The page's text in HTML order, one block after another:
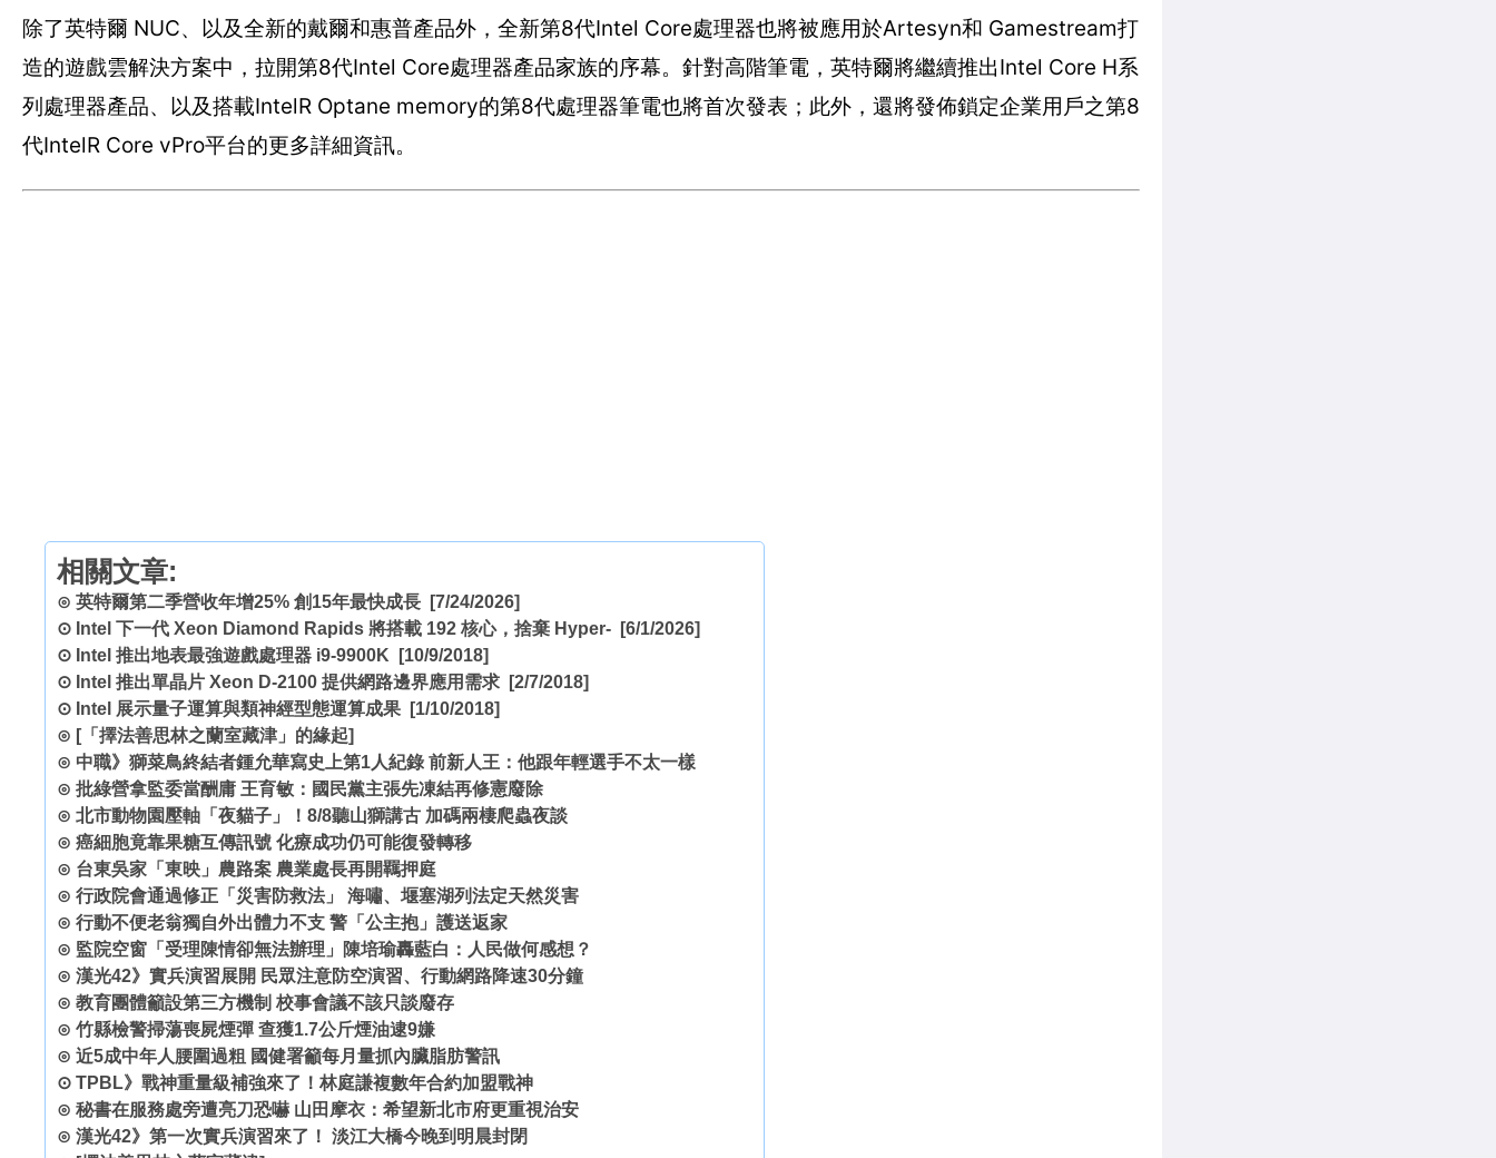
除了英特爾 NUC、以及全新的戴爾和惠普產品外，全新第8代Intel Core處理器也將被應用於Artesyn和 Gamestream打
造的遊戲雲解決方案中，拉開第8代Intel Core處理器產品家族的序幕。針對高階筆電，英特爾將繼續推出Intel Core H系
列處理器產品、以及搭載IntelR Optane memory的第8代處理器筆電也將首次發表；此外，還將發佈鎖定企業用戶之第8
代IntelR Core vPro平台的更多詳細資訊。
相關文章:
⊙ 英特爾第二季營收年增25% 創15年最快成長 [7/24/2026]
⊙ Intel 下一代 Xeon Diamond Rapids 將搭載 192 核心，捨棄 Hyper- [6/1/2026]
⊙ Intel 推出地表最強遊戲處理器 i9-9900K [10/9/2018]
⊙ Intel 推出單晶片 Xeon D-2100 提供網路邊界應用需求 [2/7/2018]
⊙ Intel 展示量子運算與類神經型態運算成果 [1/10/2018]
⊙ [「擇法善思林之蘭室藏津」的緣起]
⊙ 中職》獅菜鳥終結者鍾允華寫史上第1人紀錄 前新人王：他跟年輕選手不太一樣
⊙ 批綠營拿監委當酬庸 王育敏：國民黨主張先凍結再修憲廢除
⊙ 北市動物園壓軸「夜貓子」！8/8聽山獅講古 加碼兩棲爬蟲夜談
⊙ 癌細胞竟靠果糖互傳訊號 化療成功仍可能復發轉移
⊙ 台東吳家「東映」農路案 農業處長再開羈押庭
⊙ 行政院會通過修正「災害防救法」 海嘯、堰塞湖列法定天然災害
⊙ 行動不便老翁獨自外出體力不支 警「公主抱」護送返家
⊙ 監院空窗「受理陳情卻無法辦理」陳培瑜轟藍白：人民做何感想？
⊙ 漢光42》實兵演習展開 民眾注意防空演習、行動網路降速30分鐘
⊙ 教育團體籲設第三方機制 校事會議不該只談廢存
⊙ 竹縣檢警掃蕩喪屍煙彈 查獲1.7公斤煙油逮9嫌
⊙ 近5成中年人腰圍過粗 國健署籲每月量抓內臟脂肪警訊
⊙ TPBL》戰神重量級補強來了！林庭謙複數年合約加盟戰神
⊙ 秘書在服務處旁遭亮刀恐嚇 山田摩衣：希望新北市府更重視治安
⊙ 漢光42》第一次實兵演習來了！ 淡江大橋今晚到明晨封閉